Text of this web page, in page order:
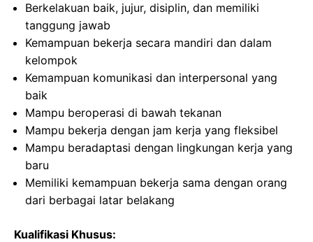
Berkelakuan baik, jujur, disiplin, dan memiliki
tanggung jawab
Kemampuan bekerja secara mandiri dan dalam
kelompok
Kemampuan komunikasi dan interpersonal yang
baik
Mampu beroperasi di bawah tekanan
Mampu bekerja dengan jam kerja yang fleksibel
Mampu beradaptasi dengan lingkungan kerja yang
baru
Memiliki kemampuan bekerja sama dengan orang
dari berbagai latar belakang
Kualifikasi Khusus: